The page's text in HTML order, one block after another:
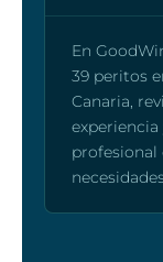
En
39 peritos
Canaria,
profesional